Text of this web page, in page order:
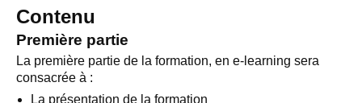
Contenu
Première partie
La première partie de la formation, en e-learning sera
consacrée à :
La présentation de la formation